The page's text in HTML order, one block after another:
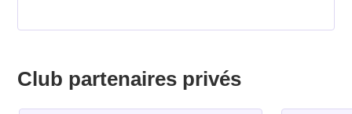
Club partenaires privés